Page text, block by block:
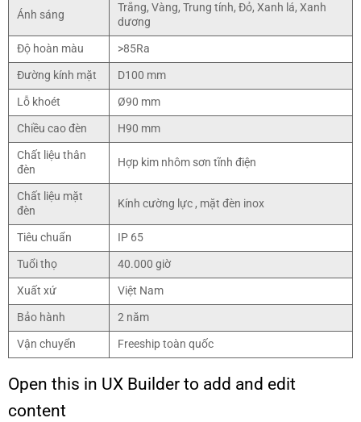
Ánh sáng
Trắng, Vàng, Trung tính, Đỏ, Xanh lá, Xanh
dương
Độ hoàn màu
>85Ra
Đường kính mặt
D100 mm
Lỗ khoét
Ø90 mm
Chiều cao đèn
H90 mm
Chất liệu thân
đèn
Hợp kim nhôm sơn tĩnh điện
Chất liệu mặt
đèn
Kính cường lực , mặt đèn inox
Tiêu chuẩn
IP 65
Tuổi thọ
40.000 giờ
Xuất xứ
Việt Nam
Bảo hành
2 năm
Vận chuyển
Freeship toàn quốc
Open this in UX Builder to add and edit
content